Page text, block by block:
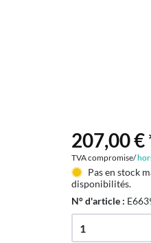
207,00 €
TVA compromise/
Pas en stock
disponibilités.
N° d'article :